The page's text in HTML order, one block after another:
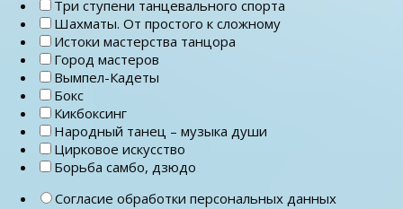
Три ступени танцевального спорта
Шахматы. От простого к сложному
Истоки мастерства танцора
Город мастеров
Вымпел-Кадеты
Бокс
Кикбоксинг
Народный танец – музыка души
Цирковое искусство
Борьба самбо, дзюдо
Согласие обработки персональных данных